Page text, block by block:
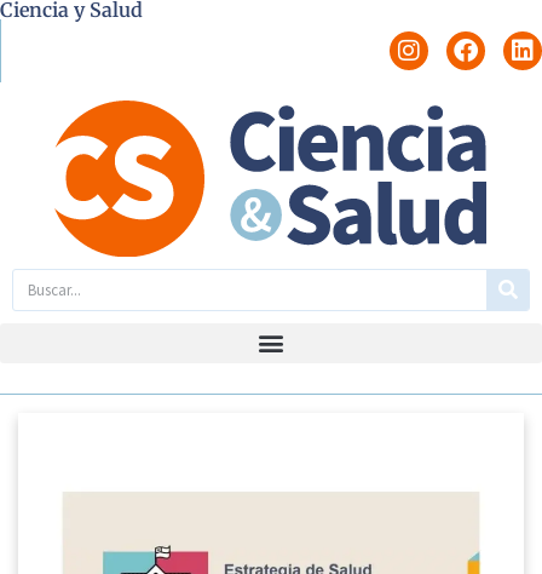
Ciencia y Salud